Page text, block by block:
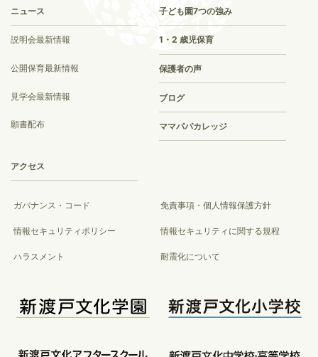
ニュース
説明会最新情報
公開保育最新情報
見学会最新情報
願書配布
子ども園7つの強み
1・2 歳児保育
保護者の声
ブログ
ママパパカレッジ
アクセス
ガバナンス・コード 免責事項・個人情報保護方針
情報セキュリティポリシー 情報セキュリティに関する規程
ハラスメント 耐震化について